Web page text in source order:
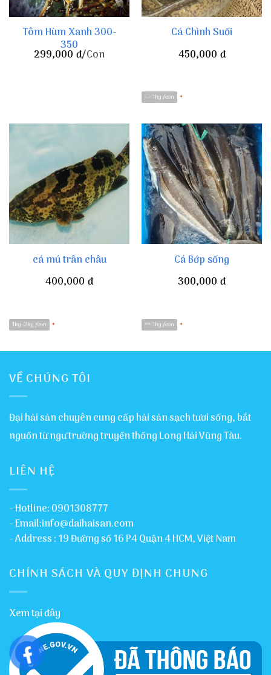
Tôm Hùm Xanh 300-
350
299,000 đ/Con
Cá Chình Suối
450,000 đ
>= 1kg /con *
cá mú trân châu
400,000 đ
1kg-2kg /con *
Cá Bớp sống
300,000 đ
>= 1kg /con *
VỀ CHÚNG TÔI
Đại hải sản chuyên cung cấp hải sản sạch tươi sống, bắt
nguồn từ ngư trường truyền thống Long Hải Vũng Tàu.
LIÊN HỆ
- Hotline: 0901308777
- Email:info@daihaisan.com
- Address : 19 Đường số 16 P4 Quận 4 HCM, Việt Nam
CHÍNH SÁCH VÀ QUY ĐỊNH CHUNG
Xem tại đây